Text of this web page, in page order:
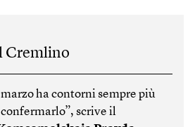
Cremlino
ha contorni sempre più
scrive il